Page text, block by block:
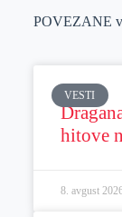
POVEZANE
VESTI
hitove
8. avgust